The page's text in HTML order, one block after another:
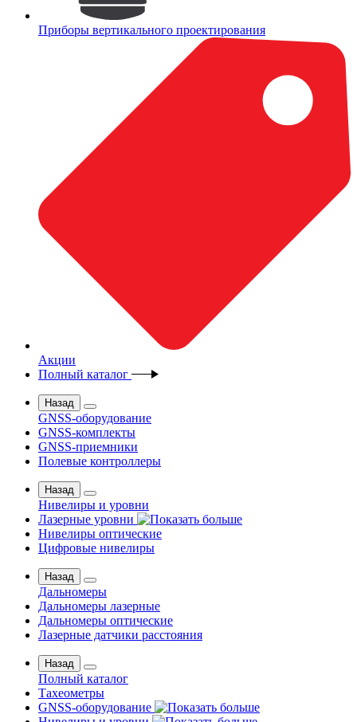
Приборы вертикального проектирования
Акции
Полный каталог
Назад
GNSS-оборудование
GNSS-комплекты
GNSS-приемники
Полевые контроллеры
Назад
Нивелиры и уровни
Лазерные уровни
Нивелиры оптические
Цифровые нивелиры
Назад
Дальномеры
Дальномеры лазерные
Дальномеры оптические
Лазерные датчики расстояния
Назад
Полный каталог
Тахеометры
GNSS-оборудование